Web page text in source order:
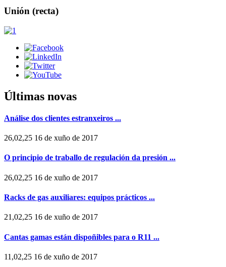
Unión (recta)
Últimas novas
Análise dos clientes estranxeiros ...
26,02,25 16 de xuño de 2017
O principio de traballo de regulación da presión ...
26,02,25 16 de xuño de 2017
Racks de gas auxiliares: equipos prácticos ...
21,02,25 16 de xuño de 2017
Cantas gamas están dispoñibles para o R11 ...
11,02,25 16 de xuño de 2017